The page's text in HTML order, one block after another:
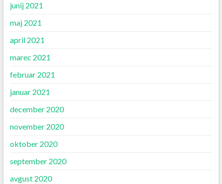
junij 2021
maj 2021
april 2021
marec 2021
februar 2021
januar 2021
december 2020
november 2020
oktober 2020
september 2020
avgust 2020